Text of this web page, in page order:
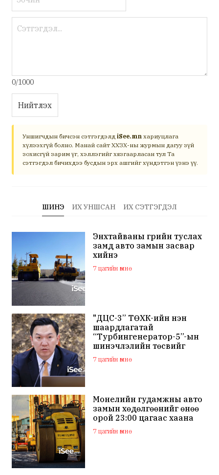
0/1000
Нийтлэх
Уншигчдын бичсэн сэтгэгдэлд iSee.mn хариуцлага
хүлээхгүй болно. Манай сайт ХХЗХ-ны журмын дагуу зүй
зохисгүй зарим үг, хэллэгийг хязгаарласан тул Та
сэтгэгдэл бичихдээ бусдын эрх ашгийг хүндэтгэн үзнэ үү.
ШИНЭ ИХ УНШСАН ИХ СЭТГЭГДЭЛ
Энхтайваны гүүрийн туслах
замд авто замын засвар
хийнэ
7 цагийн өмнө
"ДЦС-3” ТӨХК-ийн нэн
шаардлагатай
“Турбингенератор-5”-ын
шинэчлэлийн төсвийг
шийдвэрлэхээр болов
7 цагийн өмнө
Монелийн гудамжны авто
замын хөдөлгөөнийг өнөө
орой 23:00 цагаас хаана
7 цагийн өмнө